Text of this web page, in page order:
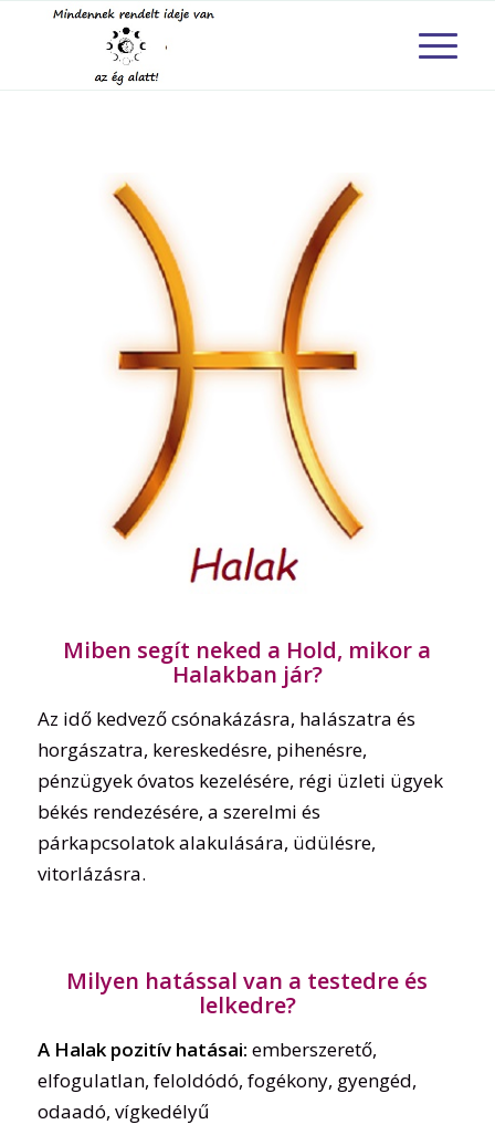
Miben segít neked a Hold, mikor a
Halakban jár?
Az idő kedvező csónakázásra, halászatra és
horgászatra, kereskedésre, pihenésre,
pénzügyek óvatos kezelésére, régi üzleti ügyek
békés rendezésére, a szerelmi és
párkapcsolatok alakulására, üdülésre,
vitorlázásra.
Milyen hatással van a testedre és
lelkedre?
A Halak pozitív hatásai: emberszerető,
elfogulatlan, feloldódó, fogékony, gyengéd,
odaadó, vígkedélyű